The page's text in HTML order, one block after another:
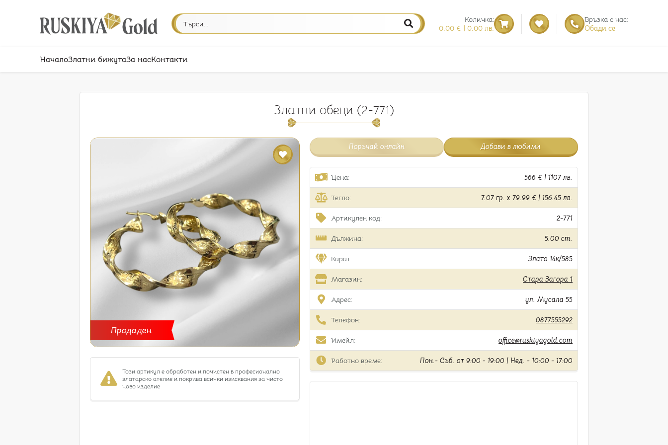
Количка:
0.00 € | 0.00 лв.
Връзка с нас:
Обади се
НачалоЗлатни бижутаЗа насКонтакти
Златни обеци (2-771)
Продаден
Този артикул е обработен и почистен в професионално
златарско ателие и покрива всички изисквания за чисто
ново изделие
Поръчай онлайн Добави в любими
Цена: 566 € | 1107 лв.
Тегло: 7.07 гр. x 79.99 € | 156.45 лв.
Артикулен код: 2-771
Дължина: 5.00 cm.
Карат: Злато 14к/585
Магазин: Стара Загора 1
Адрес: ул. Мусала 55
Телефон: 0877555292
Имейл: office@ruskiyagold.com
Работно време: Пон.- Съб. от 9:00 - 19:00 | Нед. - 10:00 - 17:00